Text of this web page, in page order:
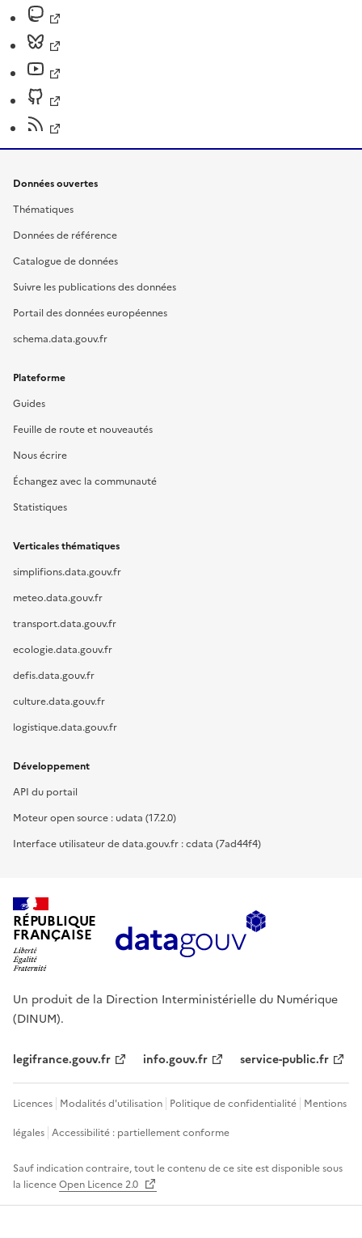
Données ouvertes
Thématiques
Données de référence
Catalogue de données
Suivre les publications des données
Portail des données européennes
schema.data.gouv.fr
Plateforme
Guides
Feuille de route et nouveautés
Nous écrire
Échangez avec la communauté
Statistiques
Verticales thématiques
simplifions.data.gouv.fr
meteo.data.gouv.fr
transport.data.gouv.fr
ecologie.data.gouv.fr
defis.data.gouv.fr
culture.data.gouv.fr
logistique.data.gouv.fr
Développement
API du portail
Moteur open source : udata (17.2.0)
Interface utilisateur de data.gouv.fr : cdata (7ad44f4)
RÉPUBLIQUE
FRANÇAISE
Un produit de la Direction Interministérielle du Numérique
(DINUM).
legifrance.gouv.fr info.gouv.fr service-public.fr
Licences Modalités d'utilisation Politique de confidentialité Mentions
légales Accessibilité : partiellement conforme
Sauf indication contraire, tout le contenu de ce site est disponible sous
la licenceOpen Licence 2.0